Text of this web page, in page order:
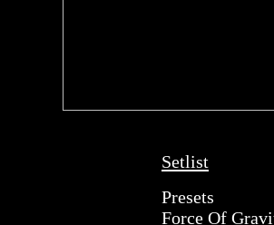
Setlist
Presets
Force Of